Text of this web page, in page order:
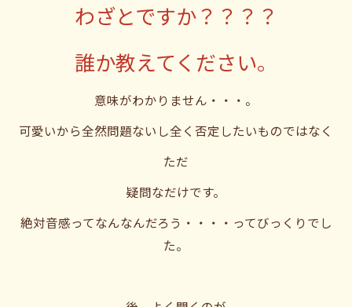
わざとですか？？？？
誰か教えてください。
意味がわかりません・・・。
可愛いから全然問題ないし全く否定したいものではなく
ただ
疑問なだけです。
絶対音感ってなんなんだろう・・・・ってびっくりでし
た。